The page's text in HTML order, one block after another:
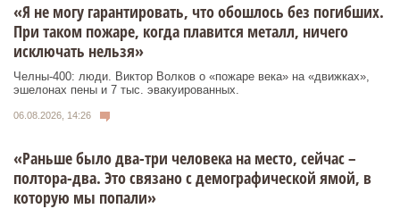
«Я не могу гарантировать, что обошлось без погибших.
При таком пожаре, когда плавится металл, ничего
исключать нельзя»
Челны-400: люди. Виктор Волков о «пожаре века» на «движках»,
эшелонах пены и 7 тыс. эвакуированных.
06.08.2026, 14:26
«Раньше было два-три человека на место, сейчас –
полтора-два. Это связано с демографической ямой, в
которую мы попали»